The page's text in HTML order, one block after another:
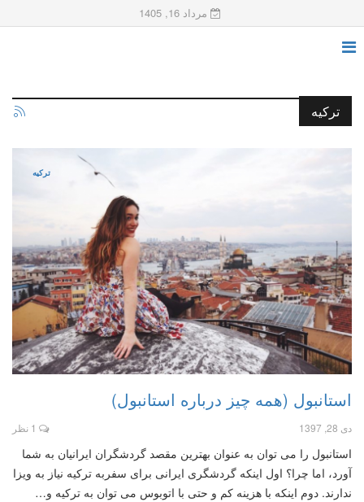
مرداد 16, 1405
ترکیه
ترکیه
استانبول (همه چیز درباره استانبول)
دی 28, 1397 1 نظر
استانبول را می توان به عنوان بهترین مقصد گردشگران ایرانیان به شما
آورد، اما چرا؟ اول اینکه گردشگری ایرانی برای سفربه ترکیه نیاز به ویزا
ندارند. دوم اینکه با هزینه کم و حتی با اتوبوس می توان به ترکیه و…